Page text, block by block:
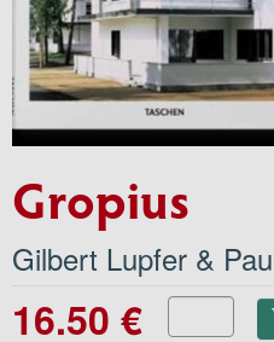
Gropius
Gilbert Lupfer &
16.50 €